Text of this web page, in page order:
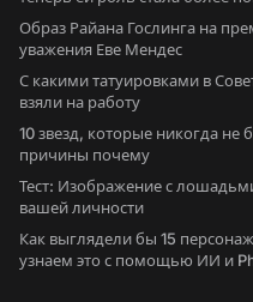
Образ Райана Гослинга на
уважения Еве Мендес
С какими татуировками в
взяли на работу
10 звезд, которые никогда не
причины почему
Тест: Изображение с
вашей личности
Как выглядели бы 15
узнаем это с помощью ИИ и